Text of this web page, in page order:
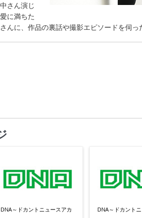
さん演じ
に満ちた
んに、作品の裏話や撮影エピソードを伺っ
DNA～ドカントニュースアカ
DNA～ドカント